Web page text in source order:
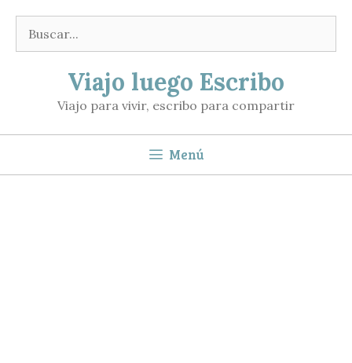
contenido
Buscar:
Viajo luego Escribo
Viajo para vivir, escribo para compartir
Menú